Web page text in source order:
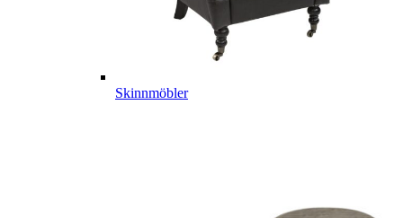
Skinnmöbler